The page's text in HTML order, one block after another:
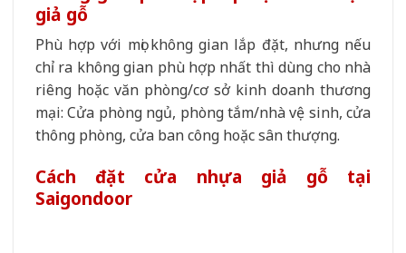
giả gỗ
Phù hợp với mọi không gian lắp đặt, nhưng nếu
chỉ ra không gian phù hợp nhất thì dùng cho nhà
riêng hoặc văn phòng/cơ sở kinh doanh thương
mại: Cửa phòng ngủ, phòng tắm/nhà vệ sinh, cửa
thông phòng, cửa ban công hoặc sân thượng.
Cách đặt cửa nhựa giả gỗ tại
Saigondoor